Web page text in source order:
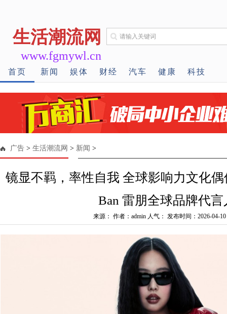
生活潮流网
www.fgmywl.cn
首页 新闻 娱体 财经 汽车 健康 科技
广告 > 生活潮流网 > 新闻 >
镜显不羁，率性自我 全球影响力文化偶
Ban 雷朋全球品牌代言
来源： 作者：admin 人气： 发布时间：2026-04-10